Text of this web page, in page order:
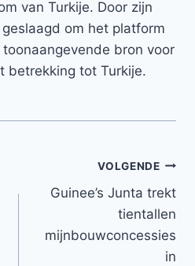
van Turkije. Door zijn
om het platform
bron voor
betrekking tot Turkije.
VOLGENDE
Guinee’s Junta trekt
tientallen
mijnbouwconcessies
in